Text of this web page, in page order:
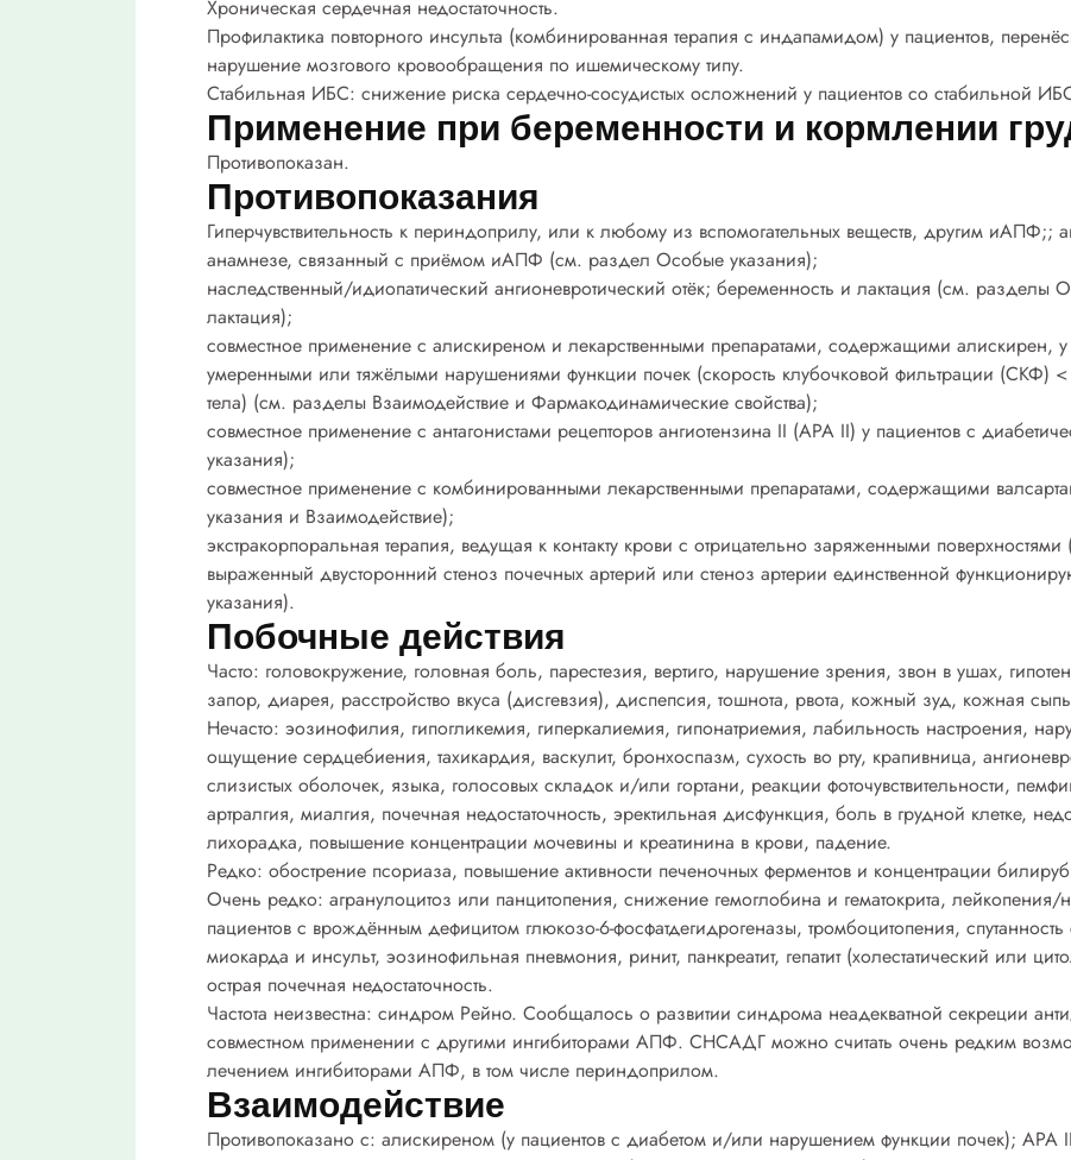
Хроническая сердечная недостаточность.
Профилактика повторного инсульта (комбинированная терапия с индапамидом) у пациентов,
нарушение мозгового кровообращения по ишемическому типу.
Стабильная ИБС: снижение риска сердечно-сосудистых осложнений у пациентов со стабильной
Применение при беременности и кормлении
Противопоказан.
Противопоказания
Гиперчувствительность к периндоприлу, или к любому из вспомогательных веществ, другим иАПФ;;
анамнезе, связанный с приёмом иАПФ (см. раздел Особые указания);
наследственный/идиопатический ангионевротический отёк; беременность и лактация (см. разделы
лактация);
совместное применение с алискиреном и лекарственными препаратами, содержащими алискирен,
умеренными или тяжёлыми нарушениями функции почек (скорость клубочковой фильтрации
тела) (см. разделы Взаимодействие и Фармакодинамические свойства);
совместное применение с антагонистами рецепторов ангиотензина II (АРА II) у пациентов с
указания);
совместное применение с комбинированными лекарственными препаратами, содержащими
указания и Взаимодействие);
экстракорпоральная терапия, ведущая к контакту крови с отрицательно заряженными
выраженный двусторонний стеноз почечных артерий или стеноз артерии единственной
указания).
Побочные действия
Часто: головокружение, головная боль, парестезия, вертиго, нарушение зрения, звон в ушах,
запор, диарея, расстройство вкуса (дисгевзия), диспепсия, тошнота, рвота, кожный зуд, кожная
Нечасто: эозинофилия, гипогликемия, гиперкалиемия, гипонатриемия, лабильность настроения,
ощущение сердцебиения, тахикардия, васкулит, бронхоспазм, сухость во рту, крапивница,
слизистых оболочек, языка, голосовых складок и/или гортани, реакции фоточувствительности,
артралгия, миалгия, почечная недостаточность, эректильная дисфункция, боль в грудной клетке,
лихорадка, повышение концентрации мочевины и креатинина в крови, падение.
Редко: обострение псориаза, повышение активности печеночных ферментов и концентрации
Очень редко: агранулоцитоз или панцитопения, снижение гемоглобина и гематокрита, лейкопения/
пациентов с врождённым дефицитом глюкозо-6-фосфатдегидрогеназы, тромбоцитопения,
миокарда и инсульт, эозинофильная пневмония, ринит, панкреатит, гепатит (холестатический или
острая почечная недостаточность.
Частота неизвестна: синдром Рейно. Сообщалось о развитии синдрома неадекватной секреции
совместном применении с другими ингибиторами АПФ. СНСАДГ можно считать очень редким
лечением ингибиторами АПФ, в том числе периндоприлом.
Взаимодействие
Противопоказано с: алискиреном (у пациентов с диабетом и/или нарушением функции почек); АРА